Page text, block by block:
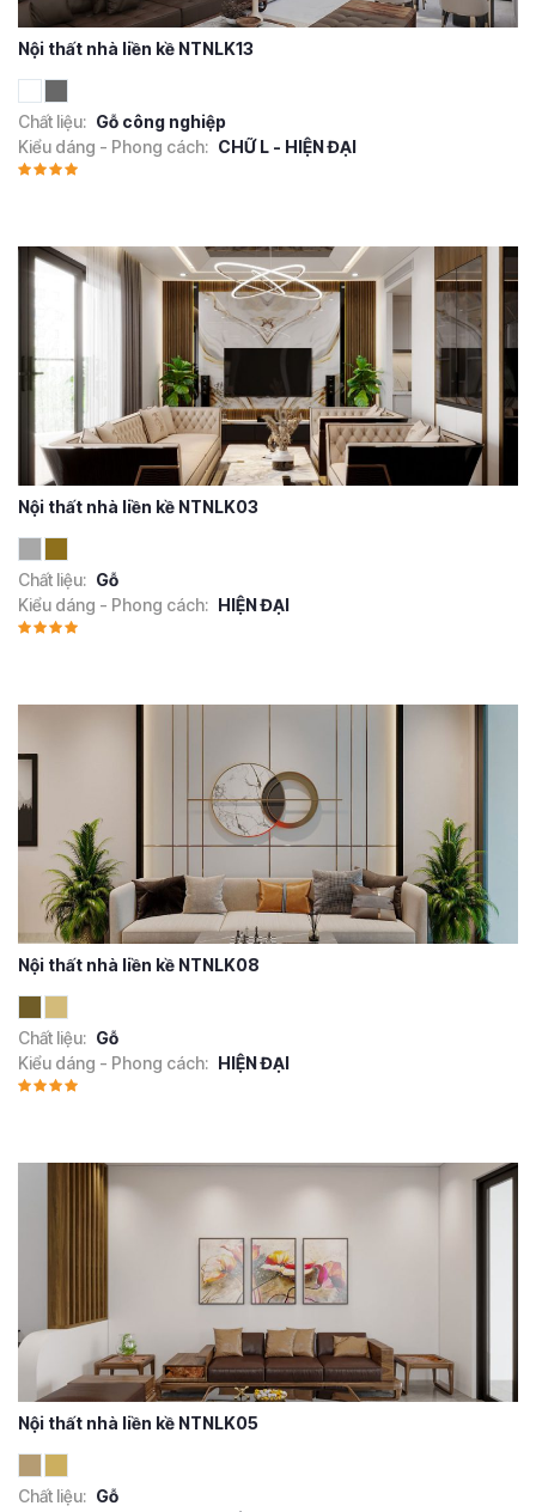
Nội thất nhà liền kề NTNLK13
Chất liệu: Gỗ công nghiệp
Kiểu dáng - Phong cách: CHỮ L - HIỆN ĐẠI
Nội thất nhà liền kề NTNLK03
Chất liệu: Gỗ
Kiểu dáng - Phong cách: HIỆN ĐẠI
Nội thất nhà liền kề NTNLK08
Chất liệu: Gỗ
Kiểu dáng - Phong cách: HIỆN ĐẠI
Nội thất nhà liền kề NTNLK05
Chất liệu: Gỗ